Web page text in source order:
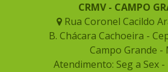
CRMV - CAMPO
Rua Coronel Cacildo
B. Chácara Cachoeira -
Campo Grande -
Atendimento: Seg a Sex -